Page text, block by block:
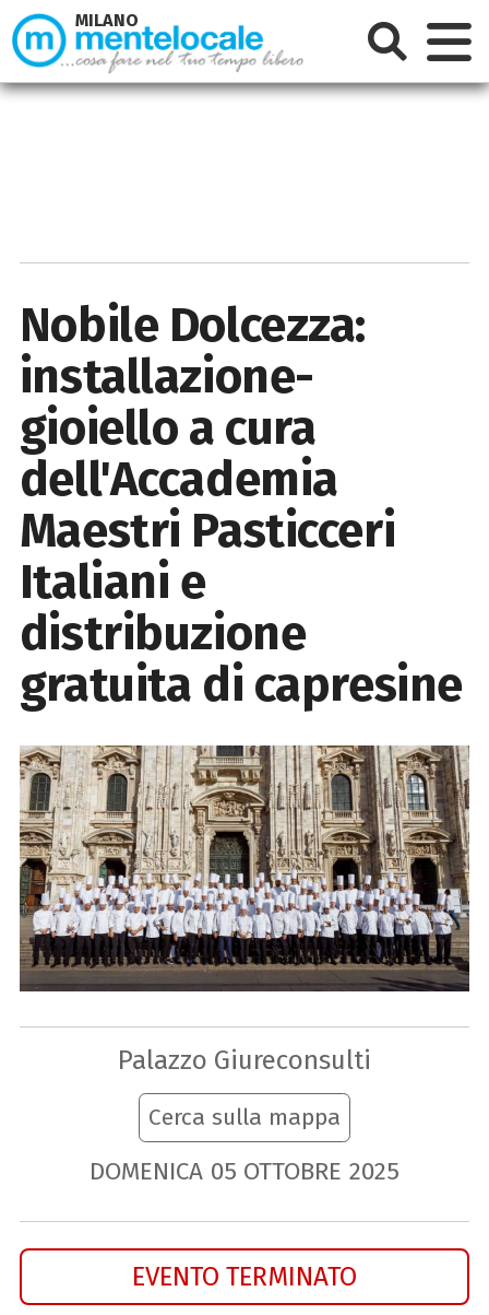
Nobile Dolcezza:
installazione-
gioiello a cura
dell'Accademia
Maestri Pasticceri
Italiani e
distribuzione
gratuita di capresine
Palazzo Giureconsulti
Cerca sulla mappa
DOMENICA 05 OTTOBRE 2025
EVENTO TERMINATO
MILANO